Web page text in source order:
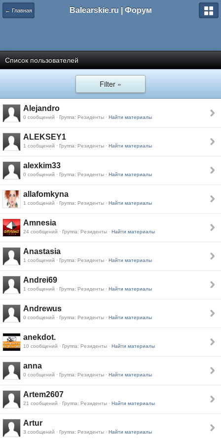
← Главная Balearskie.ru | Форум
Список пользователей
Filter »
Alejandro
0 сообщений · Группа: Резиденты · Найти материалы
ALEKSEY1
1 сообщений · Группа: Резиденты · Найти материалы
alexkim33
0 сообщений · Группа: Резиденты · Найти материалы
allafomkyna
1 сообщений · Группа: Резиденты · Найти материалы
Amnesia
24 сообщений · Группа: Резиденты · Найти материалы
Anastasia
1 сообщений · Группа: Резиденты · Найти материалы
Andrei69
1 сообщений · Группа: Резиденты · Найти материалы
Andrewus
0 сообщений · Группа: Резиденты · Найти материалы
anekdot.
10 сообщений · Группа: Резиденты · Найти материалы
anna
0 сообщений · Группа: Резиденты · Найти материалы
Artem2607
21 сообщений · Группа: Резиденты · Найти материалы
Artur
3 сообщений · Группа: Резиденты · Найти материалы